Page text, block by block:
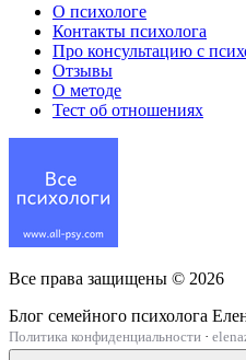
О психологе
Контакты психолога
Про консультацию с
Отзывы
О методе
Тест об отношениях
Все права защищены © 2026
Блог семейного психолога
Политика конфиденциальности ·